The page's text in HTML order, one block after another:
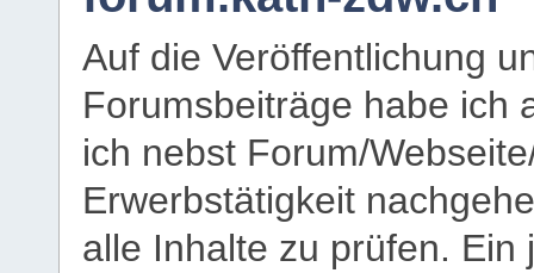
Auf die Veröffentlichung
Forumsbeiträge habe ich
ich nebst Forum/
Erwerbstätigkeit
alle Inhalte zu prüfen.